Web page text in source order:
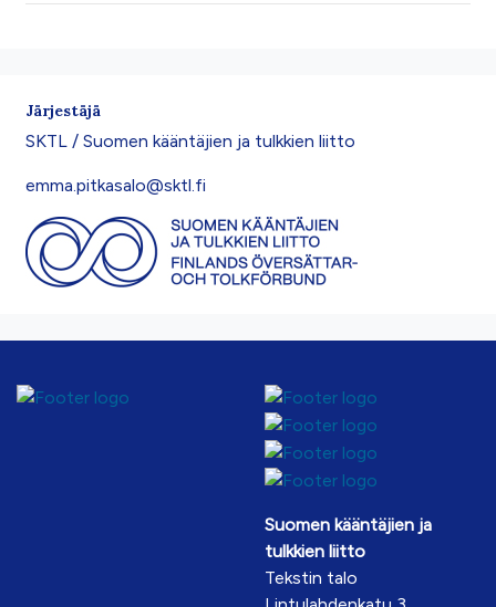
Järjestäjä
SKTL / Suomen kääntäjien ja tulkkien liitto
emma.pitkasalo@sktl.fi
Suomen kääntäjien ja
tulkkien liitto
Tekstin talo